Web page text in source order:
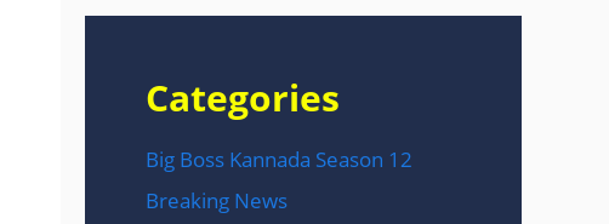
Categories
Big Boss Kannada Season 12
Breaking News